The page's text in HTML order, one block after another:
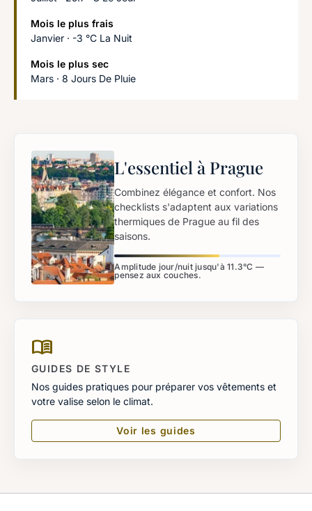
Mois le plus frais
Janvier · -3 °C La Nuit
Mois le plus sec
Mars · 8 Jours De Pluie
L'essentiel à Prague
Combinez élégance et confort. Nos
checklists s'adaptent aux variations
thermiques de Prague au fil des
saisons.
Amplitude jour/nuit jusqu'à 11.3°C —
pensez aux couches.
menu_book
GUIDES DE STYLE
Nos guides pratiques pour préparer vos vêtements et
votre valise selon le climat.
Voir les guides